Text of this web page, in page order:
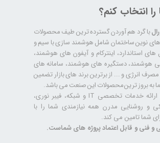
را انتخاب کنم؟
با گرد هم آوردن گسترده ترین طیف محصولات
های نوین ساختمان شامل هوشمند سازی با سیم و
استاندارد، اینترکام و آیفون های هوشمند،
دستگیره های هوشمند، سامانه های
انرژی و ... از برترین برند های بازار تضمین
به بروز ترین محصولات این صنعت می باشد.
همچنین نورال با ارائه خدمات تخصصی IT و شبکه، فیبر نوری،
و روشنایی مدرن همه نیازمندی شما را با
شما تامین می کند.
و فنی و قابل اعتماد پروژه های شماست.